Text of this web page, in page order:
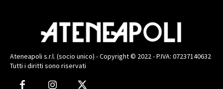
Ateneapoli s.r.l. (socio unico) - Copyright © 2022 - P.IVA: 07237140632
Tutti i diritti sono riservati